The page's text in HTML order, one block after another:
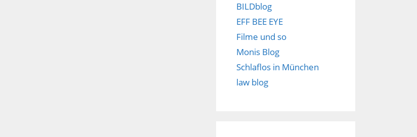
BILDblog
EFF BEE EYE
Filme und so
Monis Blog
Schlaflos in München
law blog